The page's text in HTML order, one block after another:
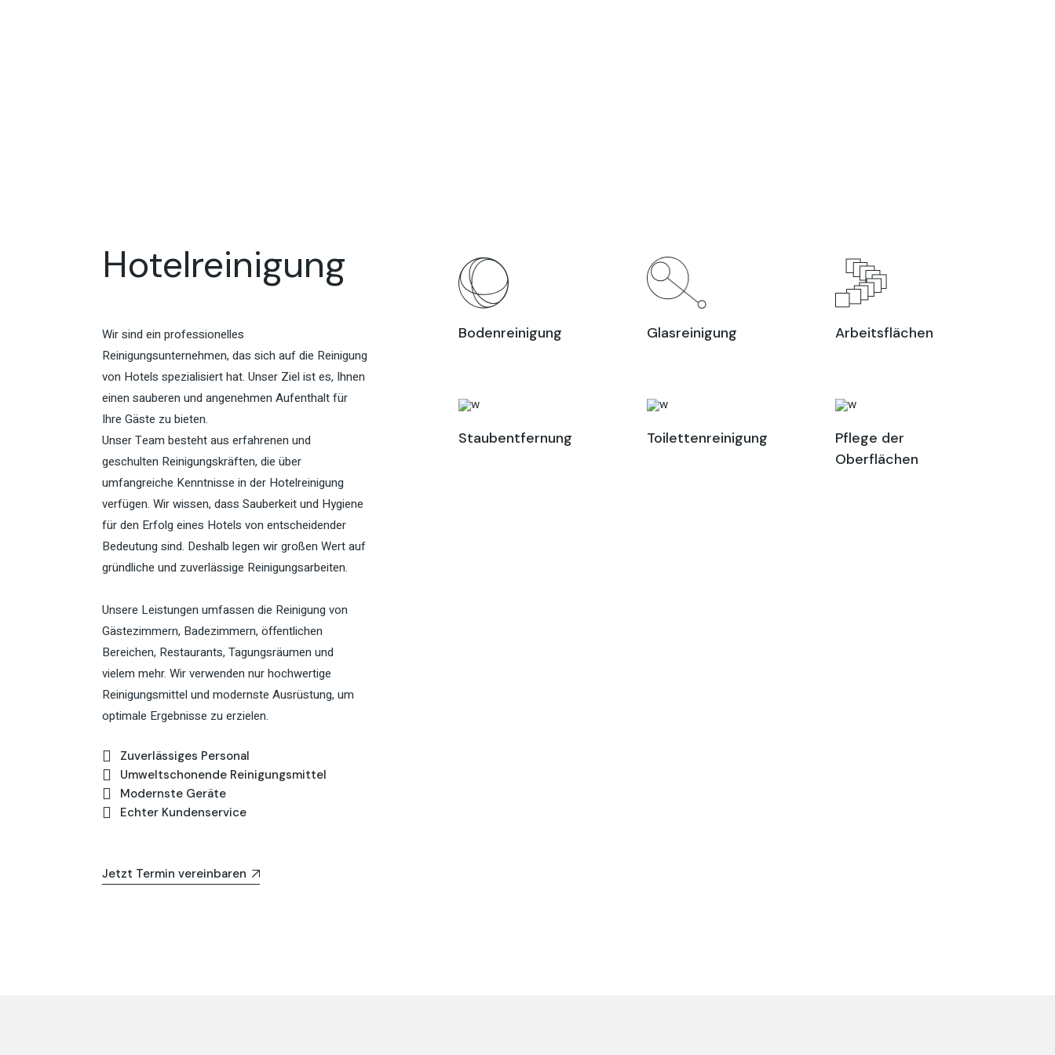
Hotelreinigung
Wir sind ein professionelles
Reinigungsunternehmen, das sich auf die Reinigung
von Hotels spezialisiert hat. Unser Ziel ist es, Ihnen
einen sauberen und angenehmen Aufenthalt für
Ihre Gäste zu bieten.
Unser Team besteht aus erfahrenen und
geschulten Reinigungskräften, die über
umfangreiche Kenntnisse in der Hotelreinigung
verfügen. Wir wissen, dass Sauberkeit und Hygiene
für den Erfolg eines Hotels von entscheidender
Bedeutung sind. Deshalb legen wir großen Wert auf
gründliche und zuverlässige Reinigungsarbeiten.
Unsere Leistungen umfassen die Reinigung von
Gästezimmern, Badezimmern, öffentlichen
Bereichen, Restaurants, Tagungsräumen und
vielem mehr. Wir verwenden nur hochwertige
Reinigungsmittel und modernste Ausrüstung, um
optimale Ergebnisse zu erzielen.
Zuverlässiges Personal
Umweltschonende Reinigungsmittel
Modernste Geräte
Echter Kundenservice
Jetzt Termin vereinbaren
Bodenreinigung Glasreinigung Arbeitsflächen
Staubentfernung Toilettenreinigung
Pflege der
Oberflächen